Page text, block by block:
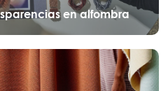
en alfombra